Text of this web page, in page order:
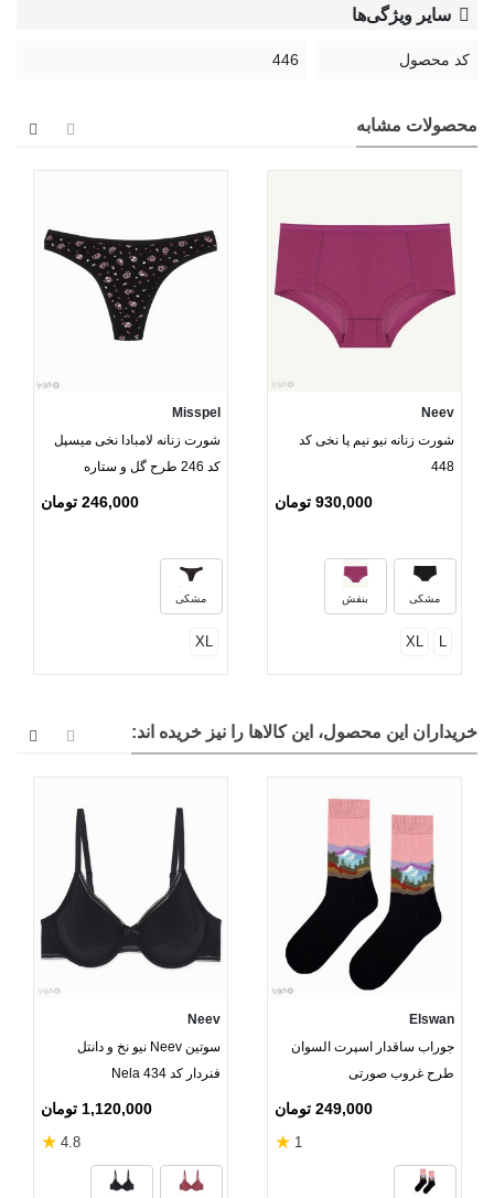
سایر ویژگی‌ها
کد محصول 446
محصولات مشابه
Neev
شورت زنانه نیو نیم پا نخی کد
448
930,000 تومان
مشکی بنفش
L
XL
Misspel
شورت زنانه لامبادا نخی میسپل
کد 246 طرح گل و ستاره
246,000 تومان
مشکی
XL
خریداران این محصول، این کالاها را نیز خریده اند:
Elswan
جوراب ساقدار اسپرت السوان
طرح غروب صورتی
249,000 تومان
1
★
Neev
سوتین Neev نیو نخ و دانتل
فنردار کد Nela 434
1,120,000 تومان
4.8
★